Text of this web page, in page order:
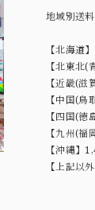
地域別送料
【北海道
【北東北
【近畿(
【中国(
【四国(徳
【九州(
【沖縄】
【上記以